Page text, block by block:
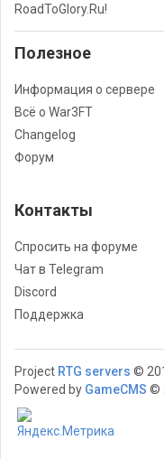
RoadToGlory.Ru!
Полезное
Информация о сервере
Всё о War3FT
Changelog
Форум
Контакты
Спросить на форуме
Чат в Telegram
Discord
Поддержка
Project RTG servers ©
Powered by GameCMS ©